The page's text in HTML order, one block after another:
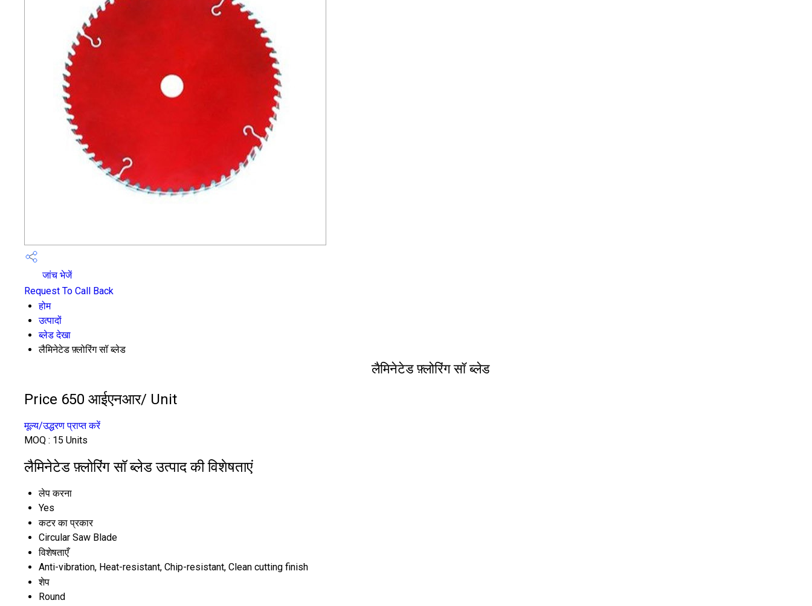
जांच भेजें
Request To Call Back
होम
उत्पादों
ब्लेड देखा
लैमिनेटेड फ़्लोरिंग सॉ ब्लेड
लैमिनेटेड फ़्लोरिंग सॉ ब्लेड
Price 650 आईएनआर/ Unit
मूल्य/उद्धरण प्राप्त करें
MOQ : 15 Units
लैमिनेटेड फ़्लोरिंग सॉ ब्लेड उत्पाद की विशेषताएं
लेप करना
Yes
कटर का प्रकार
Circular Saw Blade
विशेषताएँ
Anti-vibration, Heat-resistant, Chip-resistant, Clean cutting finish
शेप
Round